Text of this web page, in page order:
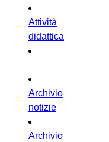
Attività
didattica
Archivio
notizie
Archivio